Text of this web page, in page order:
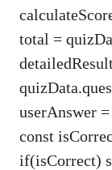
total =
userAnswer
const
if(isCorrect)